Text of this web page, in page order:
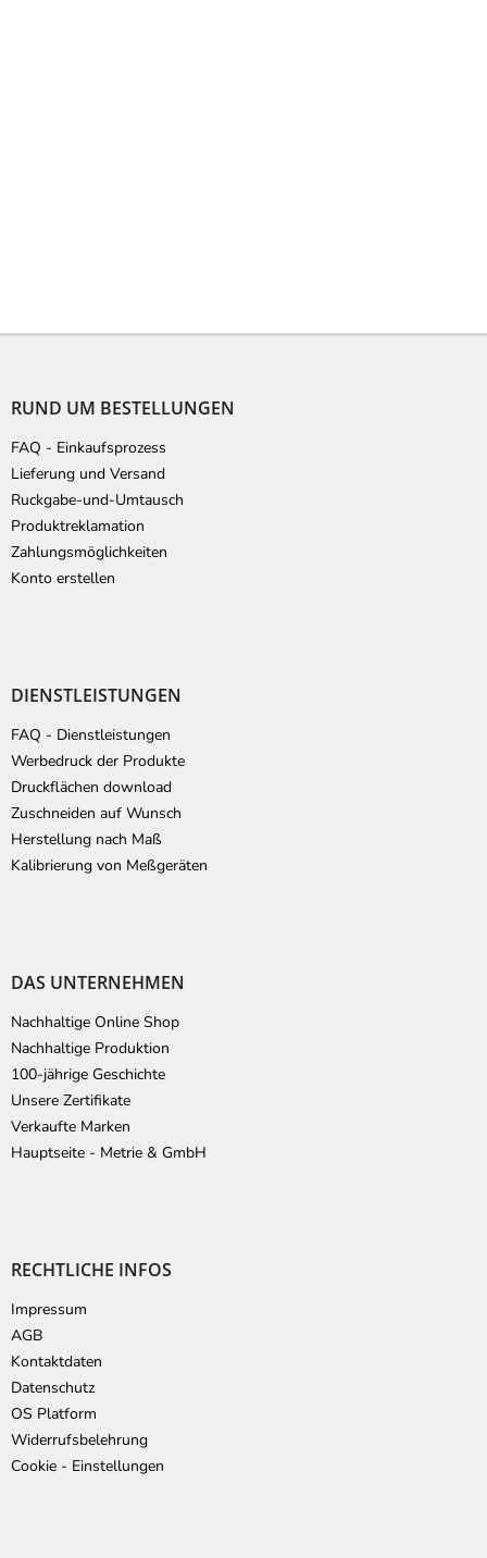
F
RUND UM BESTELLUNGEN
FAQ - Einkaufsprozess
Lieferung und Versand
Ruckgabe-und-Umtausch
Produktreklamation
Zahlungsmöglichkeiten
Konto erstellen
DIENSTLEISTUNGEN
FAQ - Dienstleistungen
Werbedruck der Produkte
Druckflächen download
Zuschneiden auf Wunsch
Herstellung nach Maß
Kalibrierung von Meßgeräten
DAS UNTERNEHMEN
Nachhaltige Online Shop
Nachhaltige Produktion
100-jährige Geschichte
Unsere Zertifikate
Verkaufte Marken
Hauptseite - Metrie & GmbH
RECHTLICHE INFOS
Impressum
AGB
Kontaktdaten
Datenschutz
OS Platform
Widerrufsbelehrung
Cookie - Einstellungen